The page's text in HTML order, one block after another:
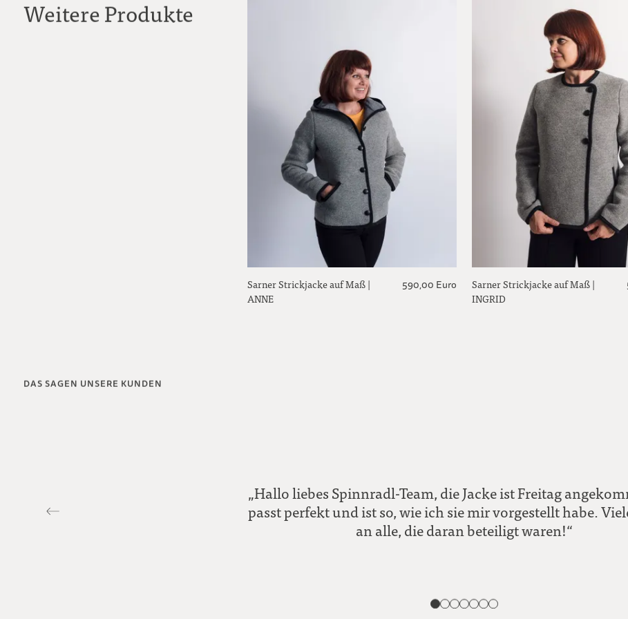
Weitere Produkte
Sarner Strickjacke auf Maß |
ANNE
590,00 Euro
Sarner Strickjacke auf Maß |
INGRID
DAS SAGEN UNSERE KUNDEN
„Hallo liebes Spinnradl-Team, die Jacke ist Freitag
passt perfekt und ist so, wie ich sie mir vorgestellt habe.
an alle, die daran beteiligt waren!“